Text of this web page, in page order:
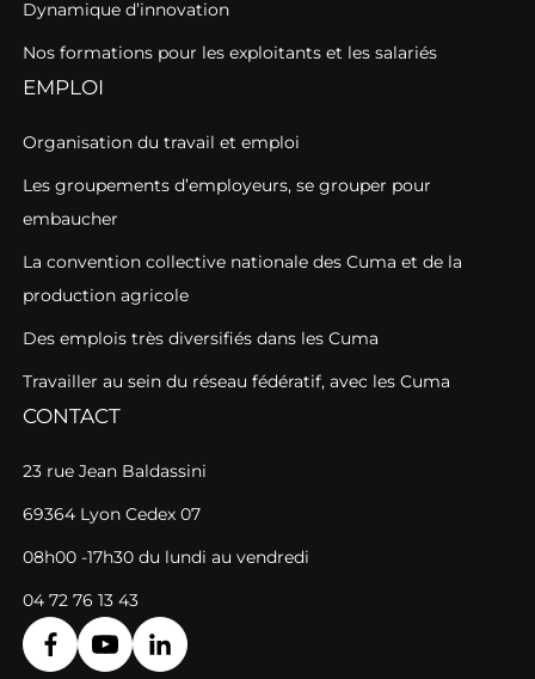
Dynamique d’innovation
Nos formations pour les exploitants et les salariés
EMPLOI
Organisation du travail et emploi
Les groupements d’employeurs, se grouper pour
embaucher
La convention collective nationale des Cuma et de la
production agricole
Des emplois très diversifiés dans les Cuma
Travailler au sein du réseau fédératif, avec les Cuma
CONTACT
23 rue Jean Baldassini
69364 Lyon Cedex 07
08h00 -17h30 du lundi au vendredi
04 72 76 13 43